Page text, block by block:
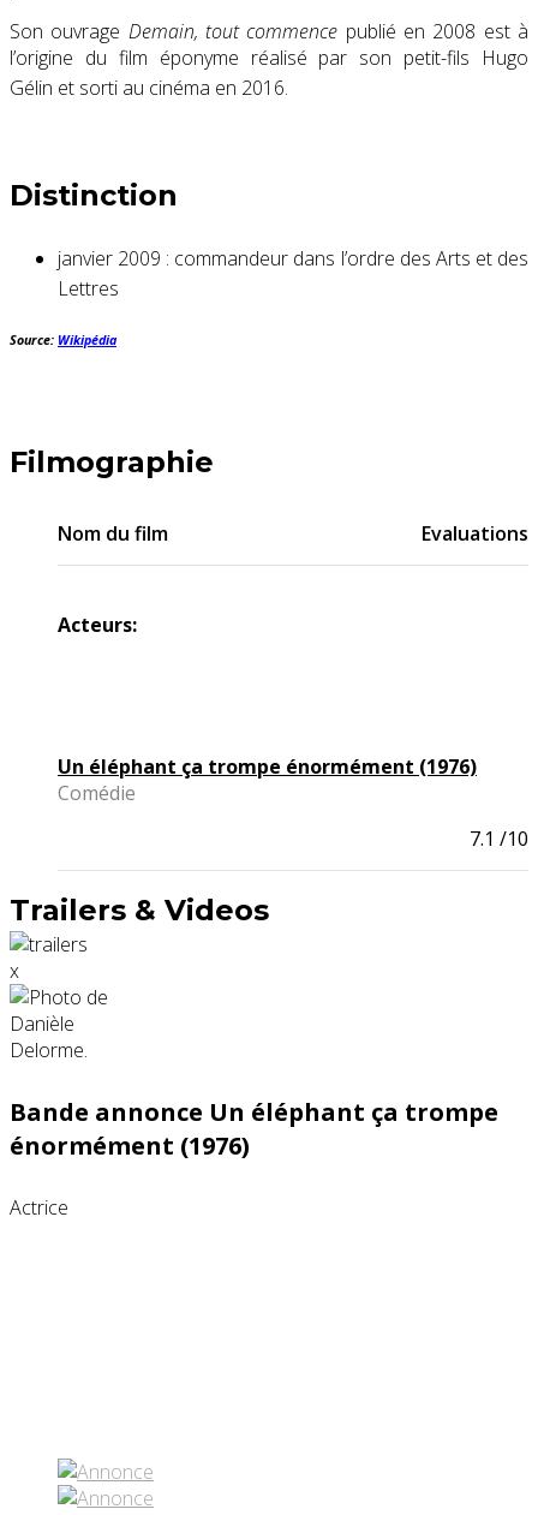
Son ouvrage Demain, tout commence publié en 2008 est à
l’origine du film éponyme réalisé par son petit-fils Hugo
Gélin et sorti au cinéma en 2016.
Distinction
janvier 2009 : commandeur dans l’ordre des Arts et des
Lettres
Source: Wikipédia
Filmographie
Nom du film Evaluations
Acteurs:
Un éléphant ça trompe énormément (1976)
Comédie
7.1 /10
Trailers & Videos
x
Bande annonce Un éléphant ça trompe
énormément (1976)
Actrice